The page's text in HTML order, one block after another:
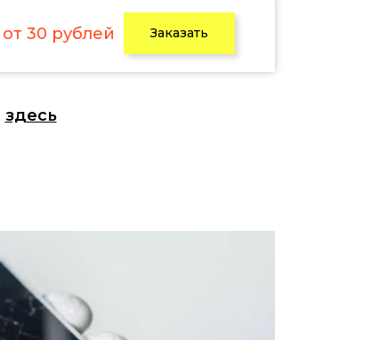
от 30 рублей Заказать
здесь